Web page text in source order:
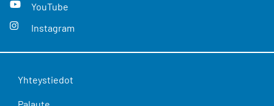
YouTube
Instagram
Yhteystiedot